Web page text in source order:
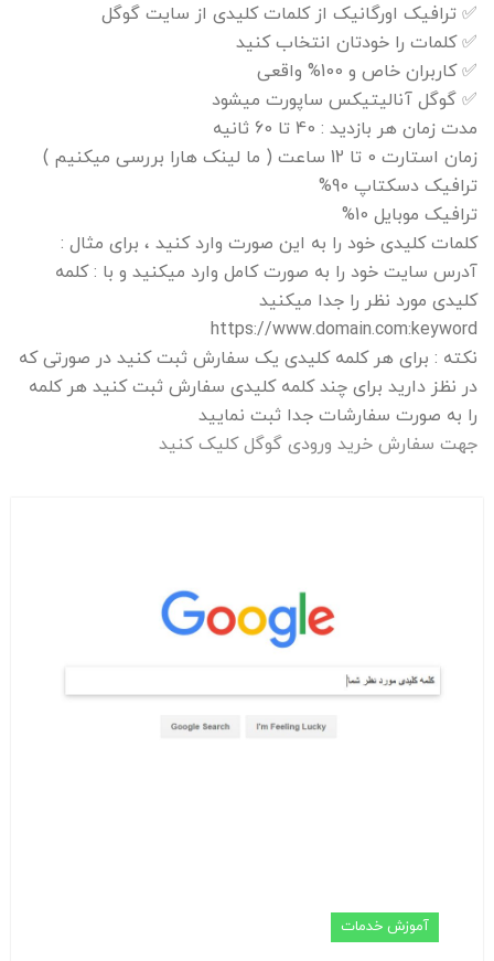
✅ ترافیک اورگانیک از کلمات کلیدی از سایت گوگل
✅ کلمات را خودتان انتخاب کنید
✅ کاربران خاص و 100% واقعی
✅ گوگل آنالیتیکس ساپورت میشود
مدت زمان هر بازدید : 40 تا 60 ثانیه
زمان استارت 0 تا 12 ساعت ( ما لینک هارا بررسی میکنیم )
ترافیک دسکتاپ 90%
ترافیک موبایل 10%
کلمات کلیدی خود را به این صورت وارد کنید ، برای مثال :
آدرس سایت خود را به صورت کامل وارد میکنید و با : کلمه
کلیدی مورد نظر را جدا میکنید
https://www.domain.com:keyword
نکته : برای هر کلمه کلیدی یک سفارش ثبت کنید در صورتی که
در نظز دارید برای چند کلمه کلیدی سفارش ثبت کنید هر کلمه
را به صورت سفارشات جدا ثبت نمایید
جهت سفارش خرید ورودی گوگل کلیک کنید
آموزش خدمات